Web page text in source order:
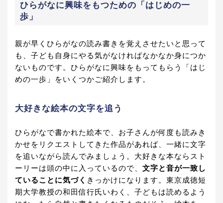
ひらがなに興味をもつための「はじめの一
歩」
親が早くひらがなの読み書きを覚えさせたいと思って
も、子ども自身にやる気がなければなかなか身につか
ないものです。ひらがなに興味をもってもらう「はじ
めの一歩」をいくつかご紹介します。
大好きな絵本の文字を追う
ひらがなで書かれた絵本で、お子さんが何度も読みき
かせをリクエストしてきた作品があれば、一緒に文字
を追いながら読んでみましょう。大好きな本ならスト
ーリーは頭の中に入っているので、 文字と音が一致し
ていることに気づく きっかけになります。東京成徳短
期大学教授の和田信行氏いわく、子どもは読めるよう